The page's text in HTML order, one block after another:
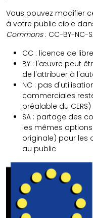
Vous pouvez modifier
à votre public cible
Commons: CC-BY-NC-
CC : licence de
BY : l'œuvre peut
de l'attribuer à
NC : pas
commerciales
préalable du CERS)
SA : partage des
les mêmes
originale) pour les
au public